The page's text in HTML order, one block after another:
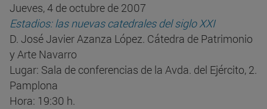
Jueves, 4 de octubre de 2007
Estadios: las nuevas catedrales del siglo XXI
D. José Javier Azanza López. Cátedra de Patrimonio
y Arte Navarro
Lugar: Sala de conferencias de la Avda. del Ejército, 2.
Pamplona
Hora: 19:30 h.